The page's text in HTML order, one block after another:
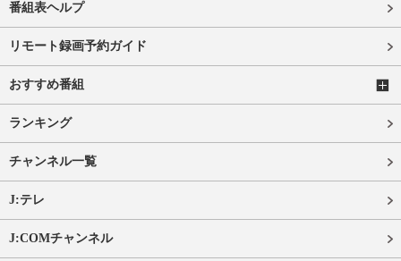
番組表ヘルプ
リモート録画予約ガイド
おすすめ番組
ランキング
チャンネル一覧
J:テレ
J:COMチャンネル